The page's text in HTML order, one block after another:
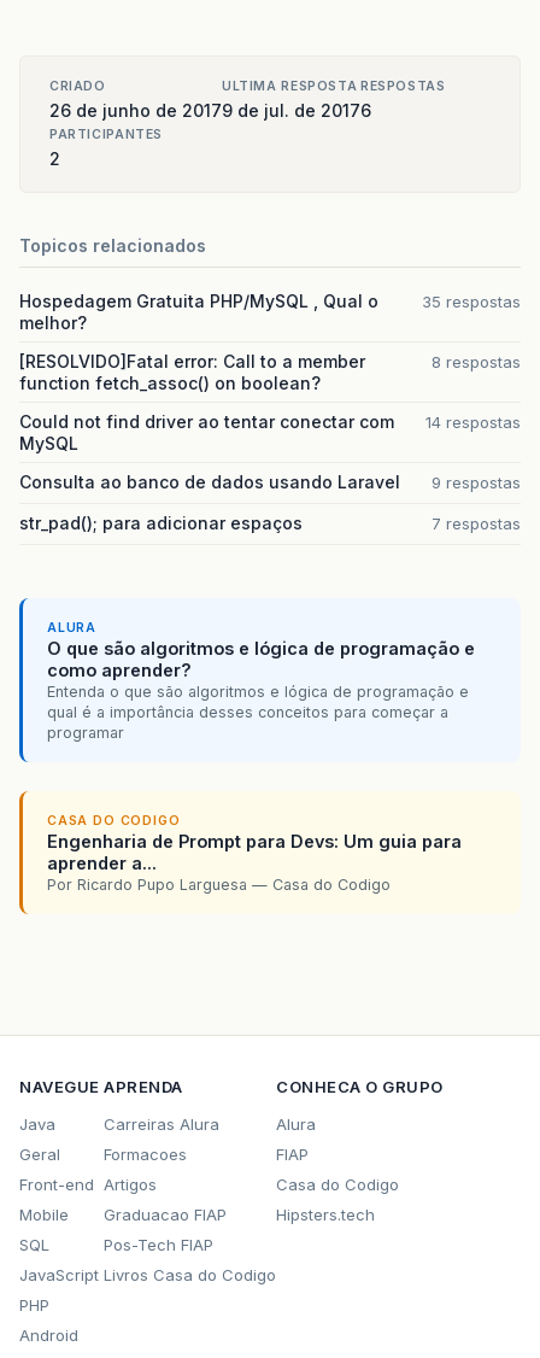
CRIADO
26 de junho de 2017
ULTIMA RESPOSTA
9 de jul. de 2017
RESPOSTAS
6
PARTICIPANTES
2
Topicos relacionados
Hospedagem Gratuita PHP/MySQL , Qual o
melhor?
35 respostas
[RESOLVIDO]Fatal error: Call to a member
function fetch_assoc() on boolean?
8 respostas
Could not find driver ao tentar conectar com
MySQL
14 respostas
Consulta ao banco de dados usando Laravel 9 respostas
str_pad(); para adicionar espaços 7 respostas
ALURA
O que são algoritmos e lógica de programação e
como aprender?
Entenda o que são algoritmos e lógica de programação e
qual é a importância desses conceitos para começar a
programar
CASA DO CODIGO
Engenharia de Prompt para Devs: Um guia para
aprender a...
Por Ricardo Pupo Larguesa — Casa do Codigo
NAVEGUE
Java
Geral
Front-end
Mobile
SQL
JavaScript
PHP
Android
APRENDA
Carreiras Alura
Formacoes
Artigos
Graduacao FIAP
Pos-Tech FIAP
Livros Casa do Codigo
CONHECA O GRUPO
Alura
FIAP
Casa do Codigo
Hipsters.tech